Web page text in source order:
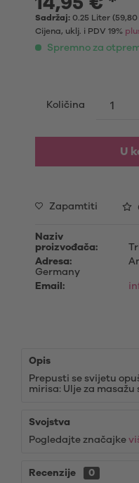
Sadržaj: 0.25 Liter
Cijena, uklj. i PDV 19%
Spremno za
Količina
U
Zapamtiti
Naziv
proizvođača:
Adresa:
Germany
Email:
Opis
Prepusti se svijetu
mirisa: Ulje za masažu
Svojstva
Pogledajte značajke
Recenzije
0